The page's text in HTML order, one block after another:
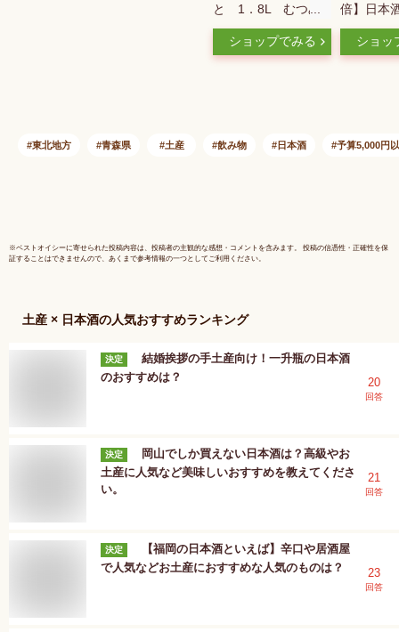
と 1．8L むつみ
なと【青森の酒】
【八戸の酒】飲み飽
ショップでみる
倍】日本
靂 桃川
720ml
ショッ
東北地方 青森県 土産 飲み物 日本酒 予算5,000円
※ベストオイシーに寄せられた投稿内容は、投稿者の主観的な感想・コメントを含みます。 投稿の信憑性・正確性を保
証することはできませんので、あくまで参考情報の一つとしてご利用ください。
土産 × 日本酒の人気おすすめランキング
決定
結婚挨拶の手土産向け！一升瓶の日本酒
のおすすめは？
20
回答
決定
岡山でしか買えない日本酒は？高級やお
土産に人気など美味しいおすすめを教えてくださ
い。
21
回答
決定
【福岡の日本酒といえば】辛口や居酒屋
で人気などお土産におすすめな人気のものは？
23
回答